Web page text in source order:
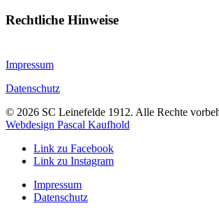
Rechtliche Hinweise
Impressum
Datenschutz
© 2026 SC Leinefelde 1912. Alle Rechte
Webdesign Pascal Kaufhold
Link zu Facebook
Link zu Instagram
Impressum
Datenschutz